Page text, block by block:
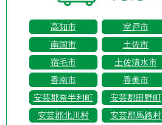
高知市 室戸市
南国市
土佐市
宿毛市
土佐清水市
香南市
香美市
安芸郡奈半利町
安芸郡田野町
安芸郡北川村
安芸郡馬路村